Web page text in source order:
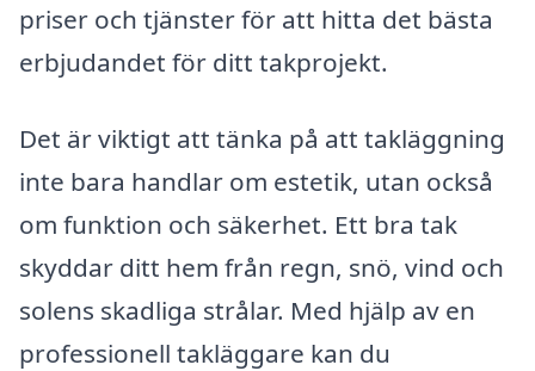
priser och tjänster för att hitta det bästa
erbjudandet för ditt takprojekt.
Det är viktigt att tänka på att takläggning
inte bara handlar om estetik, utan också
om funktion och säkerhet. Ett bra tak
skyddar ditt hem från regn, snö, vind och
solens skadliga strålar. Med hjälp av en
professionell takläggare kan du